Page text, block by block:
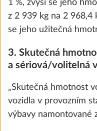
Obytná výbava
1 %, zvýší se jeho
z 2 939 kg na 2 968,4
se jeho užitečná
3. Skutečná
a sériová/volitelná
„Skutečná hmotnost
vozidla v provozním
výbavy namontované